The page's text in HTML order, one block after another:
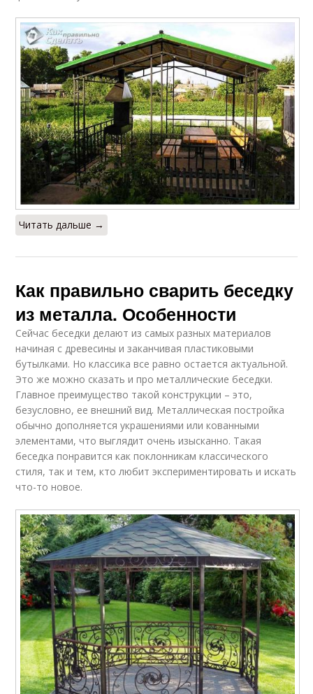
Читать дальше →
Как правильно сварить беседку
из металла. Особенности
Сейчас беседки делают из самых разных материалов
начиная с древесины и заканчивая пластиковыми
бутылками. Но классика все равно остается актуальной.
Это же можно сказать и про металлические беседки.
Главное преимущество такой конструкции – это,
безусловно, ее внешний вид. Металлическая постройка
обычно дополняется украшениями или кованными
элементами, что выглядит очень изысканно. Такая
беседка понравится как поклонникам классического
стиля, так и тем, кто любит экспериментировать и искать
что-то новое.